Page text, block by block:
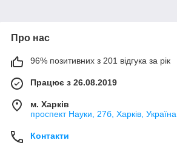
Про нас
96% позитивних з 201 відгука за рік
Працює з 26.08.2019
м. Харків
проспект Науки, 27б, Харків, Україна
Контакти